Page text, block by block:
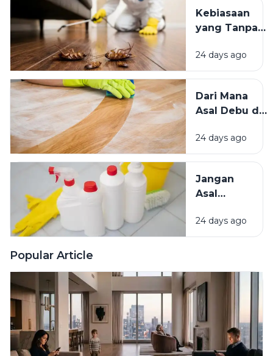
Mana yang
Lebih
Kebiasaan
yang Tanpa
Mengundang
Kecoak,
Hama
Lainnya Ke
24 days ago
Dari Mana
Asal Debu di
Kenali
Penyebab
Mengatasinya
24 days ago
Jangan
Asal
Bahan
Pembersih
24 days ago
Popular Article